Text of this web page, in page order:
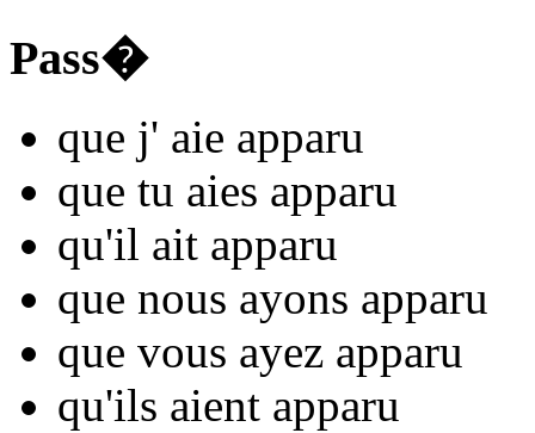
Pass�
que j' aie apparu
que tu aies apparu
qu'il ait apparu
que nous ayons apparu
que vous ayez apparu
qu'ils aient apparu